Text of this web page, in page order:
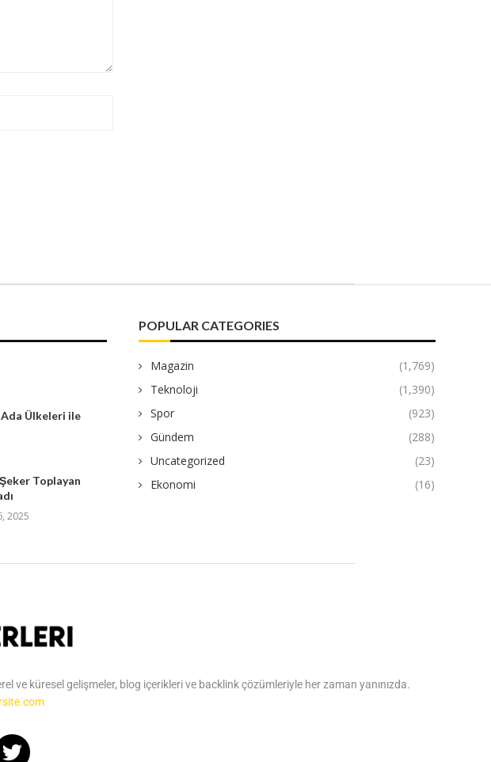
Ada Ülkeleri ile
Toplayan
2025
POPULAR CATEGORIES
Magazin
(1,769)
Teknoloji
(1,390)
Spor
(923)
Gündem
(288)
Uncategorized
(23)
Ekonomi
(16)
ve küresel gelişmeler, blog içerikleri ve backlink çözümleriyle her zaman yanınızda.